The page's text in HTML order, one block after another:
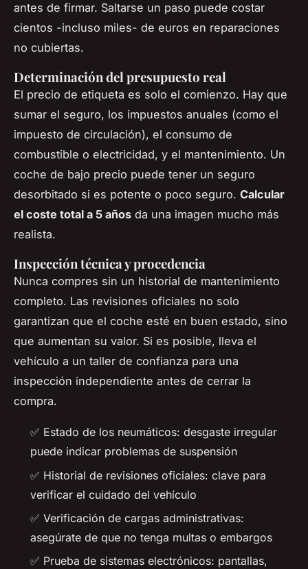
antes de firmar. Saltarse un paso puede costar
cientos -incluso miles- de euros en reparaciones
no cubiertas.
Determinación del presupuesto real
El precio de etiqueta es solo el comienzo. Hay que
sumar el seguro, los impuestos anuales (como el
impuesto de circulación), el consumo de
combustible o electricidad, y el mantenimiento. Un
coche de bajo precio puede tener un seguro
desorbitado si es potente o poco seguro. Calcular
el coste total a 5 años da una imagen mucho más
realista.
Inspección técnica y procedencia
Nunca compres sin un historial de mantenimiento
completo. Las revisiones oficiales no solo
garantizan que el coche esté en buen estado, sino
que aumentan su valor. Si es posible, lleva el
vehículo a un taller de confianza para una
inspección independiente antes de cerrar la
compra.
✅ Estado de los neumáticos: desgaste irregular
puede indicar problemas de suspensión
✅ Historial de revisiones oficiales: clave para
verificar el cuidado del vehículo
✅ Verificación de cargas administrativas:
asegúrate de que no tenga multas o embargos
✅ Prueba de sistemas electrónicos: pantallas,